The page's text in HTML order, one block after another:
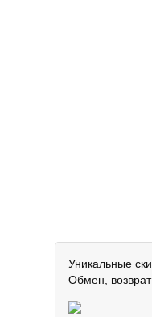
Уникальные
Обмен, возврат